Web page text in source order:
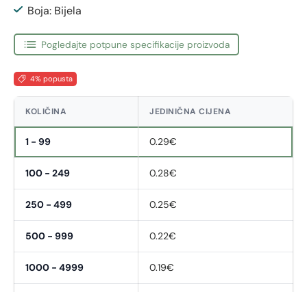
Boja: Bijela
Pogledajte potpune specifikacije proizvoda
4% popusta
KOLIČINA JEDINIČNA CIJENA
1 - 99 0.29€
100 - 249 0.28€
250 - 499 0.25€
500 - 999 0.22€
1000 - 4999 0.19€